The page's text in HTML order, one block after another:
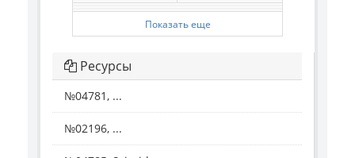
Показать еще
Ресурсы
№04781, ...
№02196, ...